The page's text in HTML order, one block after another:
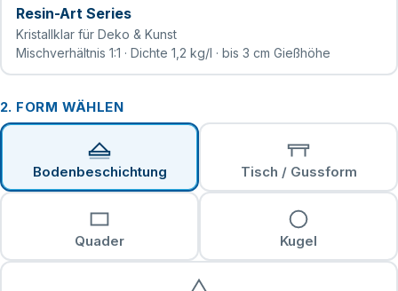
Resin-Art Series
Kristallklar für Deko & Kunst
Mischverhältnis 1:1 · Dichte 1,2 kg/l · bis 3 cm Gießhöhe
2. FORM WÄHLEN
Bodenbeschichtung Tisch / Gussform
Quader Kugel